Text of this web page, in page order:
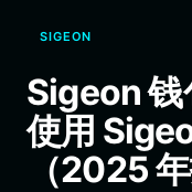
繁體中文
Português (Portugal)
Bahasa Indonesia
ภาษาไทย
SIGEON
Sigeon 钱
使用
（2025